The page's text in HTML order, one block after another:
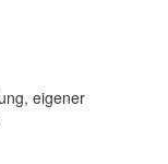
eigener